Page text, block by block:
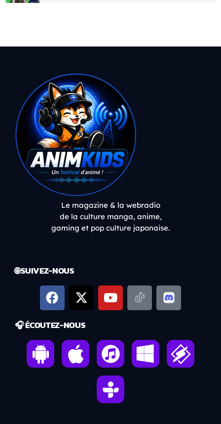
Le magazine & la webradio
de la culture manga, anime,
gaming et pop culture japonaise.
🌐 SUIVEZ-NOUS
🎧 ÉCOUTEZ-NOUS